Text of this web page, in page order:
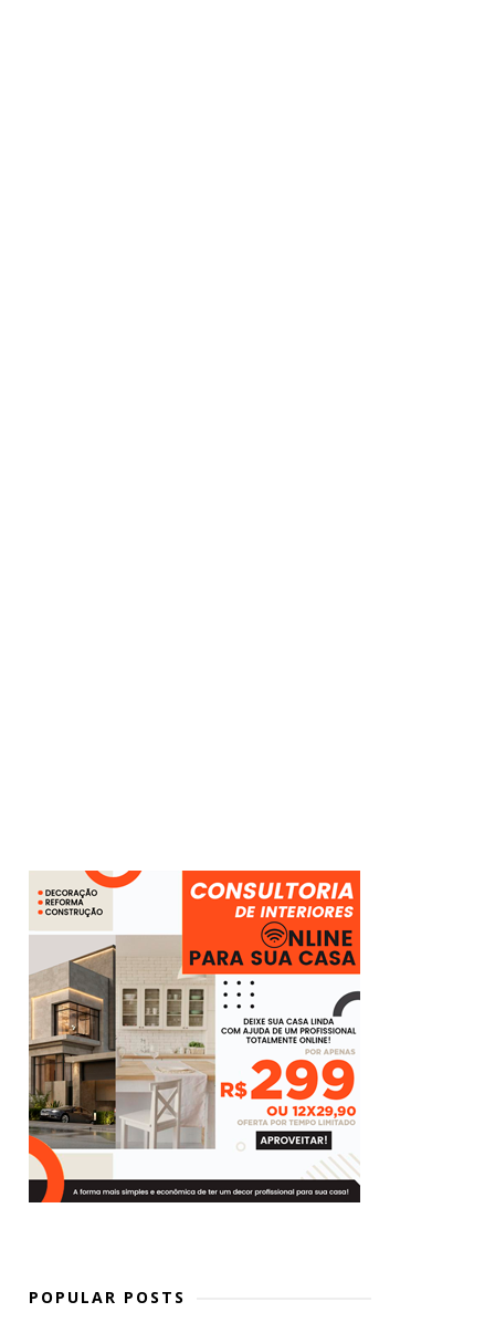
POPULAR POSTS